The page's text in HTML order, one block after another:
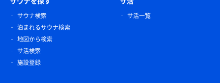
サウナ検索
泊まれるサウナ検索
地図から検索
サ活検索
施設登録
サ活一覧